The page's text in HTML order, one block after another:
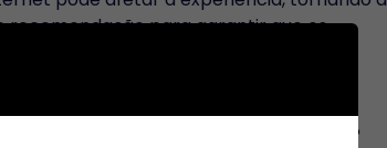
recomendação para garantir que os
o Zoom na